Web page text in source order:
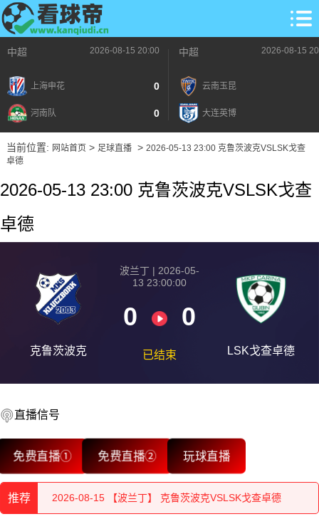
中超 2026-08-15 20:00
上海申花 0
河南队 0
中超 2026-08-15
云南玉昆
大连英博
当前位置: 网站首页> 足球直播> 2026-05-13 23:00 克鲁茨波克VSLSK戈查
卓德
2026-05-13 23:00 克鲁茨波克VSLSK戈查
卓德
克鲁茨波克
波兰丁 | 2026-05-
13 23:00:00
0 0
已结束 LSK戈查卓德
直播信号
免费直播① 免费直播② 玩球直播
推荐
2026-08-15 【波兰丁】 克鲁茨波克VSLSK戈查卓德
2026-08-15 【波兰丁】 克鲁茨波克VSLSK戈查卓德
2026-08-15 【波兰丁】 克鲁茨波克VSLSK戈查卓德